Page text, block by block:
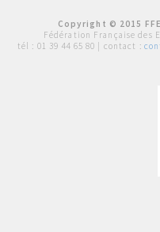
Copyright © 2015
Fédération Française des
tél : 01 39 44 65 80 | contact :